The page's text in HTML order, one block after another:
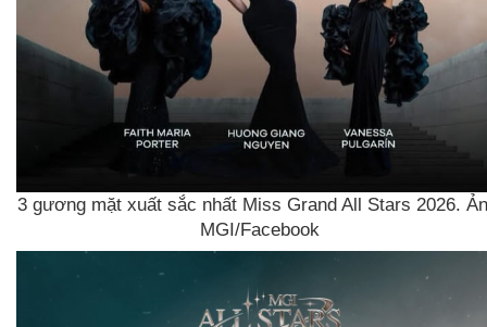
3 gương mặt xuất sắc nhất Miss Grand All Stars 2026.
MGI/Facebook